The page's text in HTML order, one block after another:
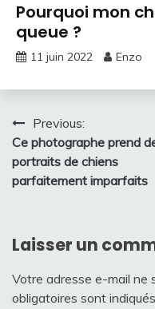
Pourquoi mon
queue ?
11 juin 2022 Enzo
Navigation
de
l’article
Previous:
Ce photographe prend
portraits de chiens
parfaitement imparfaits
Laisser un
Votre adresse e-mail ne
obligatoires sont